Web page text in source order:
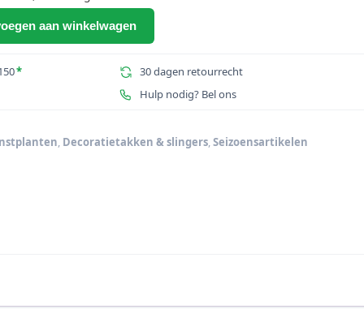
aan winkelwagen
*
30 dagen retourrecht
Hulp nodig? Bel ons
Decoratietakken & slingers, Seizoensartikelen